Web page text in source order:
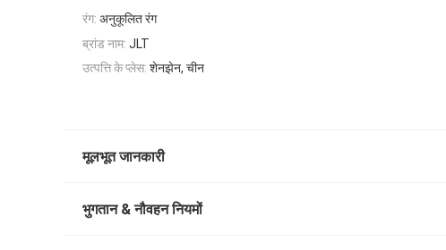
रंग: अनुकूलित रंग
ब्रांड नाम: JLT
उत्पत्ति के प्लेस: शेनझेन, चीन
मूलभूत जानकारी
भुगतान & नौवहन नियमों